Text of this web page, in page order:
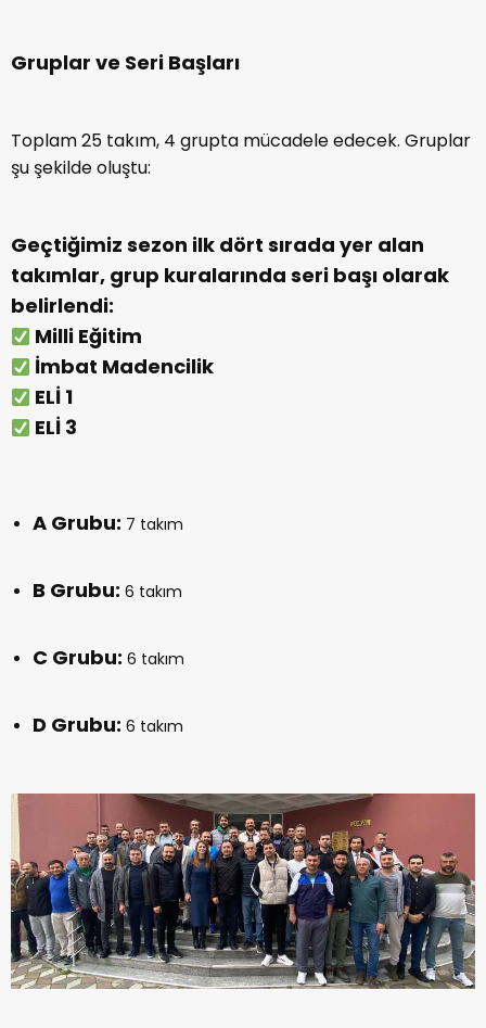
Gruplar ve Seri Başları
Toplam 25 takım, 4 grupta mücadele edecek. Gruplar
şu şekilde oluştu:
Geçtiğimiz sezon ilk dört sırada yer alan
takımlar, grup kuralarında seri başı olarak
belirlendi:
Milli Eğitim
İmbat Madencilik
ELİ 1
ELİ 3
A Grubu: 7 takım
B Grubu: 6 takım
C Grubu: 6 takım
D Grubu: 6 takım